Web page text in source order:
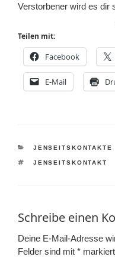
Verstorbener wird es dir
Teilen mit:
Facebook
E-Mail
KATEGORIEN
JENSEITSKONTAKTE
SCHLAGWÖRTER
JENSEITSKONTAKT
Schreibe einen
Deine E-Mail-Adresse
Felder sind mit * markiert